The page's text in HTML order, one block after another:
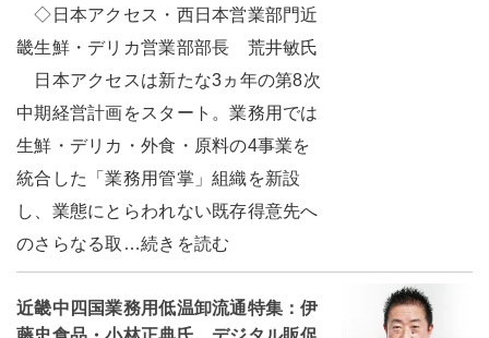
◇日本アクセス・西日本営業部門近
畿生鮮・デリカ営業部部長 荒井敏氏
日本アクセスは新たな3ヵ年の第8次
中期経営計画をスタート。業務用では
生鮮・デリカ・外食・原料の4事業を
統合した「業務用管掌」組織を新設
し、業態にとらわれない既存得意先へ
のさらなる取…続きを読む
近畿中四国業務用低温卸流通特集：伊